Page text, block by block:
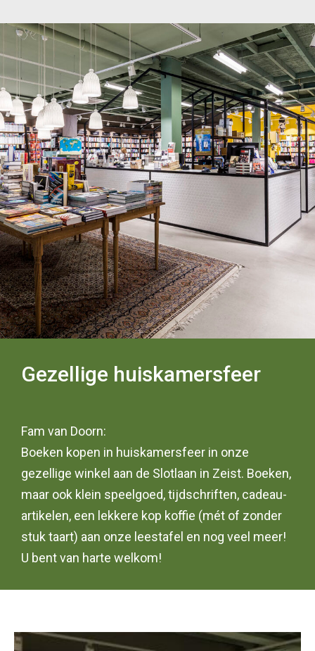
Gezellige huiskamersfeer
Fam van Doorn:
Boeken kopen in huiskamersfeer in onze
gezellige winkel aan de Slotlaan in Zeist. Boeken,
maar ook klein speelgoed, tijdschriften, cadeau-
artikelen, een lekkere kop koffie (mét of zonder
stuk taart) aan onze leestafel en nog veel meer!
U bent van harte welkom!